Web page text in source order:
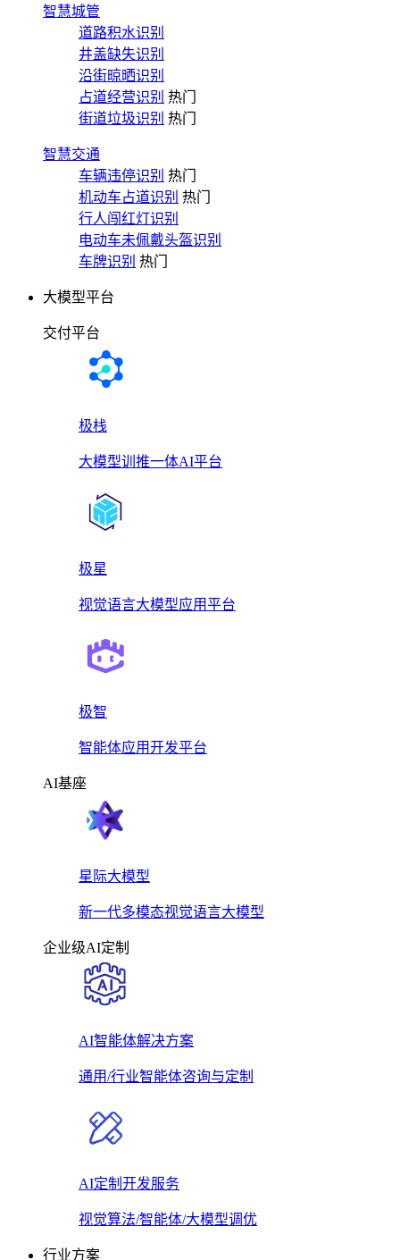
智慧城管
道路积水识别
井盖缺失识别
沿街晾晒识别
占道经营识别 热门
街道垃圾识别 热门
智慧交通
车辆违停识别 热门
机动车占道识别 热门
行人闯红灯识别
电动车未佩戴头盔识别
车牌识别 热门
大模型平台
交付平台
极栈
大模型训推一体AI平台
极星
视觉语言大模型应用平台
极智
智能体应用开发平台
AI基座
星际大模型
新一代多模态视觉语言大模型
企业级AI定制
AI智能体解决方案
通用/行业智能体咨询与定制
AI定制开发服务
视觉算法/智能体/大模型调优
行业方案